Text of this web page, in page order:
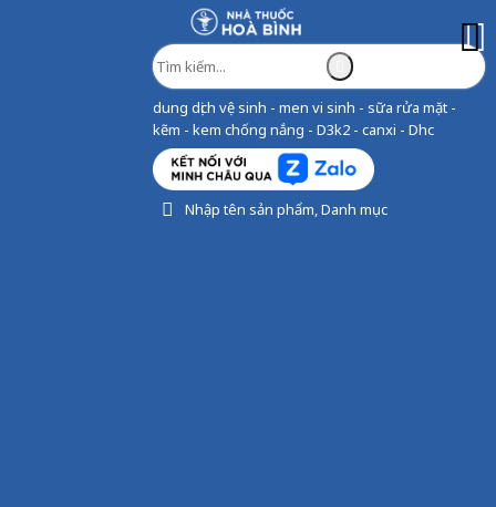
dung dịch vệ sinh - men vi sinh - sữa rửa mặt -
kẽm - kem chống nắng - D3k2 - canxi - Dhc
Nhập tên sản phẩm, Danh mục